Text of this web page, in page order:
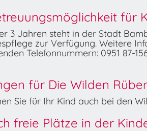
für
3 Jahren steht in der Stadt
zur Verfügung. Weitere
Telefonnummern: 0951 87-
für Die Wilden
Sie für Ihr Kind auch bei den
freie Plätze in der